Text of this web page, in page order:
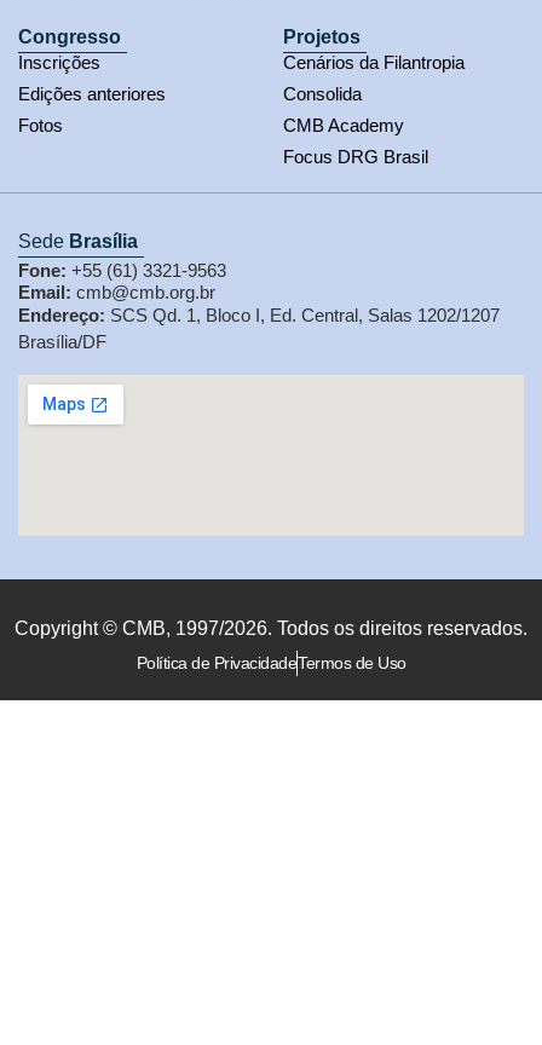
Congresso
Inscrições
Edições anteriores
Fotos
Projetos
Cenários da Filantropia
Consolida
CMB Academy
Focus DRG Brasil
Sede Brasília
Fone: +55 (61) 3321-9563
Email: cmb@cmb.org.br
Endereço: SCS Qd. 1, Bloco I, Ed. Central, Salas 1202/1207
Brasília/DF
Copyright © CMB, 1997/2026. Todos os direitos reservados.
Política de PrivacidadeTermos de Uso